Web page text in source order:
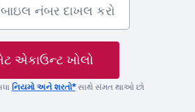
એકાઉન્ટ ખોલો
નિયમો અને શરતો*સાથે સંમત થાઓ છો